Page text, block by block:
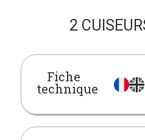
2
Fiche
technique